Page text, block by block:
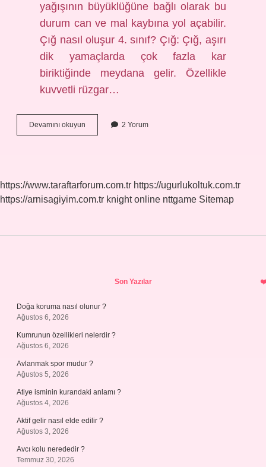
yağışının büyüklüğüne bağlı olarak bu
durum can ve mal kaybına yol açabilir.
Çığ nasıl oluşur 4. sınıf? Çığ: Çığ, aşırı
dik yamaçlarda çok fazla kar
biriktiğinde meydana gelir. Özellikle
kuvvetli rüzgar…
Devamını okuyun
Düşmesi
2 Yorum
https://www.taraftarforum.com.tr https://ugurlukoltuk.com.tr
https://arnisagiyim.com.tr knight online nttgame Sitemap
Son Yazılar
Doğa koruma nasıl olunur ?
Ağustos 6, 2026
Kumrunun özellikleri nelerdir ?
Ağustos 6, 2026
Avlanmak spor mudur ?
Ağustos 5, 2026
Atiye isminin kurandaki anlamı ?
Ağustos 4, 2026
Aktif gelir nasıl elde edilir ?
Ağustos 3, 2026
Avcı kolu nerededir ?
Temmuz 30, 2026